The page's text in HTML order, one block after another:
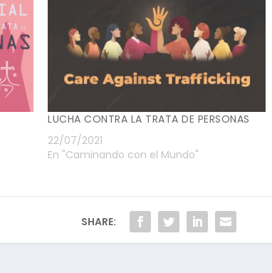
LUCHA CONTRA LA TRATA DE PERSONAS
22/07/2021
En "Caminando con el Mundo"
SHARE: